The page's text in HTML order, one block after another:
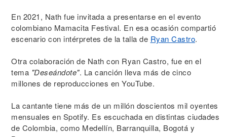
En 2021, Nath fue invitada a presentarse en el evento
colombiano Mamacita Festival. En esa ocasión compartió
escenario con intérpretes de la talla de Ryan Castro.
Otra colaboración de Nath con Ryan Castro, fue en el
tema "Deseándote". La canción lleva más de cinco
millones de reproducciones en YouTube.
La cantante tiene más de un millón doscientos mil oyentes
mensuales en Spotify. Es escuchada en distintas ciudades
de Colombia, como Medellín, Barranquilla, Bogotá y